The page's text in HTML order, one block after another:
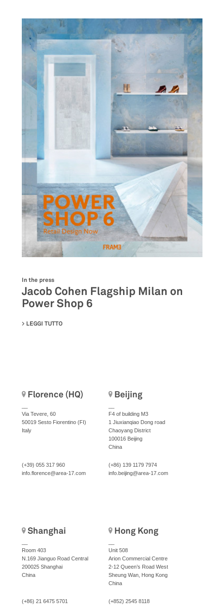
In the press
Jacob Cohen Flagship Milan on
Power Shop 6
LEGGI TUTTO
Florence (HQ)
Via Tevere, 60
50019 Sesto Fiorentino (FI)
Italy
(+39) 055 317 960
info.florence@area-17.com
Beijing
F4 of building M3
1 Jiuxianqiao Dong road
Chaoyang District
100016 Beijing
China
(+86) 139 1179 7974
info.beijing@area-17.com
Shanghai
Room 403
N.169 Jianguo Road Central
200025 Shanghai
China
(+86) 21 6475 5701
Hong Kong
Unit 508
Arion Commercial Centre
2-12 Queen’s Road West
Sheung Wan, Hong Kong
China
(+852) 2545 8118